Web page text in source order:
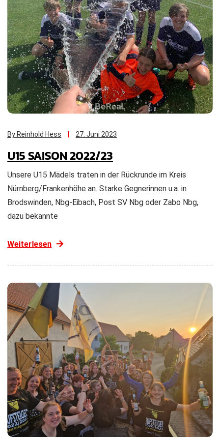
By Reinhold Hess 27. Juni 2023
U15 SAISON 2022/23
Unsere U15 Mädels traten in der Rückrunde im Kreis
Nürnberg/Frankenhöhe an. Starke Gegnerinnen u.a. in
Brodswinden, Nbg-Eibach, Post SV Nbg oder Zabo Nbg,
dazu bekannte
Weiterlesen